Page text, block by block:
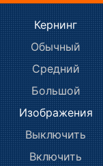
Кернинг
Обычный
Средний
Большой
Изображения
Выключить
Включить